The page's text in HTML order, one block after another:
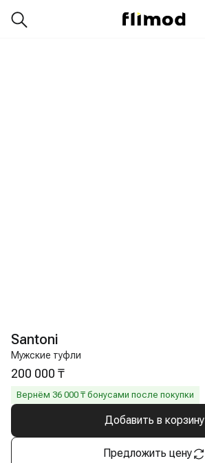
Santoni
Мужские туфли
200 000 ₸
Вернём 36 000 ₸ бонусами после покупки
Добавить в корзину
Предложить цену